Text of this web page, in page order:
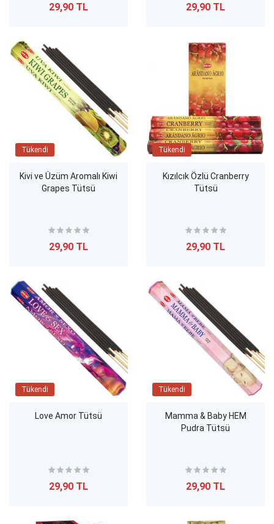
29,90 TL 29,90 TL
Tükendi
Kivi ve Üzüm Aromalı Kiwi
Grapes Tütsü
29,90 TL
Tükendi
Kızılcık Özlü Cranberry
Tütsü
29,90 TL
Tükendi
Love Amor Tütsü
29,90 TL
Tükendi
Mamma & Baby HEM
Pudra Tütsü
29,90 TL